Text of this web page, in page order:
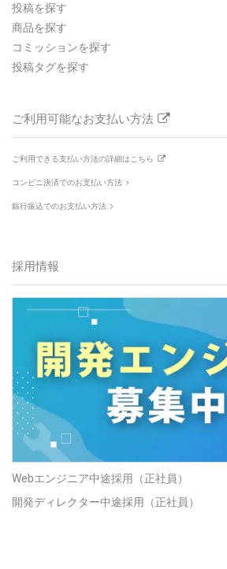
投稿を探す
商品を探す
コミッションを探す
投稿タグを探す
ご利用可能なお支払い方法
ご利用できる支払い方法の詳細はこちら
コンビニ決済でのお支払い方法
銀行振込でのお支払い方法
採用情報
Webエンジニア中途採用（正社員）
開発ディレクター中途採用（正社員）